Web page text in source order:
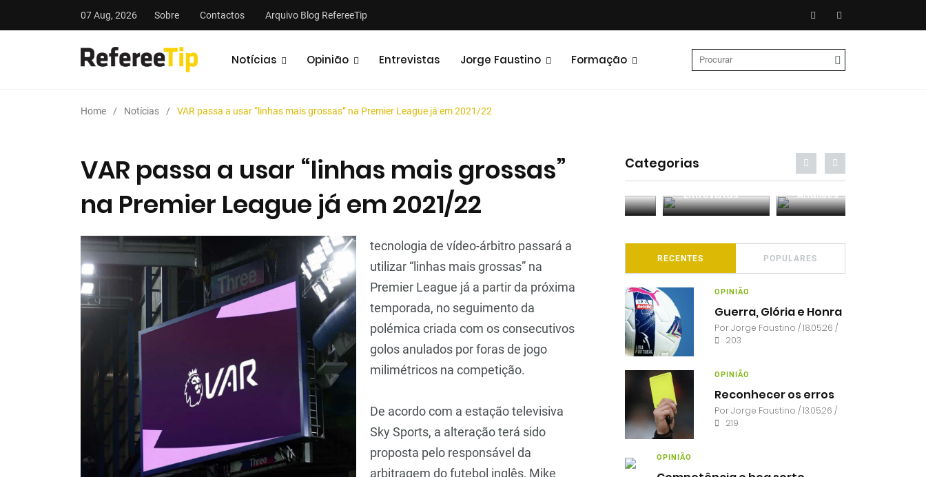
07 Aug, 2026 Sobre Contactos Arquivo Blog RefereeTip
Notícias Opinião Entrevistas Jorge Faustino Formação
Home Notícias VAR passa a usar “linhas mais grossas” na Premier League já em 2021/22
VAR passa a usar “linhas mais grossas”
na Premier League já em 2021/22
tecnologia de vídeo-árbitro passará a
utilizar “linhas mais grossas” na
Premier League já a partir da próxima
temporada, no seguimento da
polémica criada com os consecutivos
golos anulados por foras de jogo
milimétricos na competição.
De acordo com a estação televisiva
Sky Sports, a alteração terá sido
proposta pelo responsável da
arbitragem do futebol inglês, Mike
Categorias
Podcasts Notícias Entrevistas Análises
RECENTES POPULARES
OPINIÃO
Guerra, Glória e Honra
PorJorge Faustino / 18.05.26 /
203
OPINIÃO
Reconhecer os erros
PorJorge Faustino / 13.05.26 /
219
OPINIÃO